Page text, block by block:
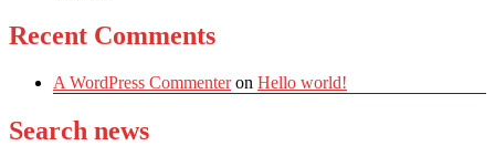
Recent Comments
A WordPress Commenteron Hello world!
Search news